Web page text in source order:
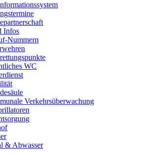
Infos
Nummern
WC
Verkehrsüberwachung
& Abwasser